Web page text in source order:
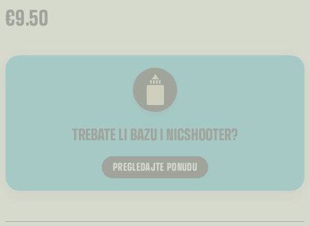
€9.50
TREBATE LI BAZU I NICSHOOTER?
PREGLEDAJTE PONUDU